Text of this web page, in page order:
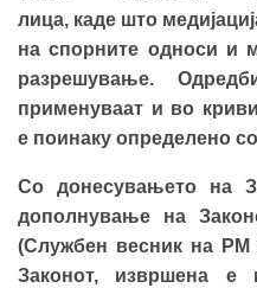
лица, каде што
на спорните односи и
разрешување.
применуваат и во
е поинаку определено
Со донесувањето на
дополнување на
(Службен весник на РМ
Законот, извршена